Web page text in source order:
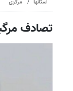
استانها مرکزی
تصادف